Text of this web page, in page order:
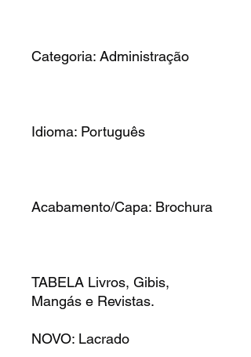
Categoria: Administração
Idioma: Português
Acabamento/Capa: Brochura
TABELA Livros, Gibis,
Mangás e Revistas.
NOVO: Lacrado